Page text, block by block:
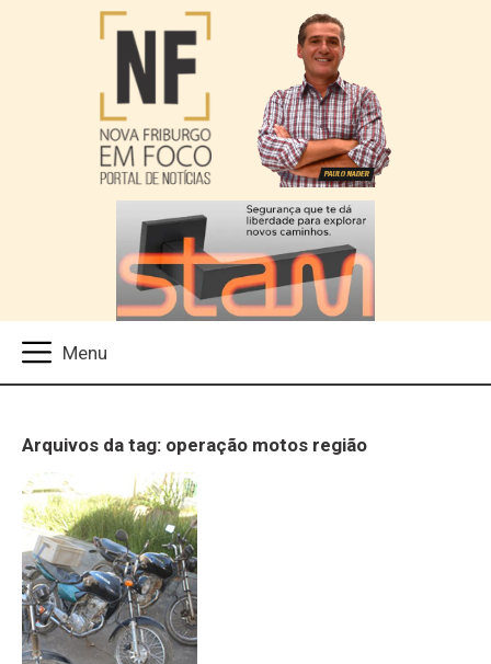
Arquivos da tag: operação motos região